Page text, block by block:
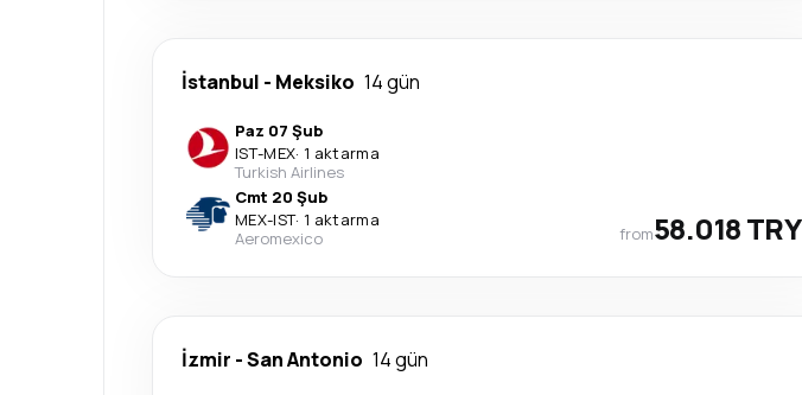
İstanbul - Meksiko 14 gün
Paz 07 Şub
IST-MEX· 1 aktarma
Turkish Airlines
Cmt 20 Şub
MEX-IST· 1 aktarma
Aeromexico
from58.018 TRY
İzmir -San Antonio 14 gün